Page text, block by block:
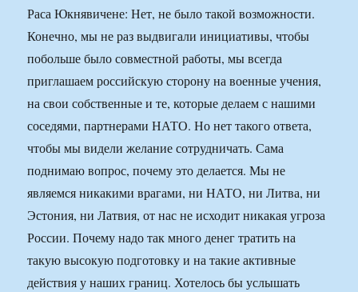
Раса Юкнявичене: Нет, не было такой возможности.
Конечно, мы не раз выдвигали инициативы, чтобы
побольше было совместной работы, мы всегда
приглашаем российскую сторону на военные учения,
на свои собственные и те, которые делаем с нашими
соседями, партнерами НАТО. Но нет такого ответа,
чтобы мы видели желание сотрудничать. Сама
поднимаю вопрос, почему это делается. Мы не
являемся никакими врагами, ни НАТО, ни Литва, ни
Эстония, ни Латвия, от нас не исходит никакая угроза
России. Почему надо так много денег тратить на
такую высокую подготовку и на такие активные
действия у наших границ. Хотелось бы услышать